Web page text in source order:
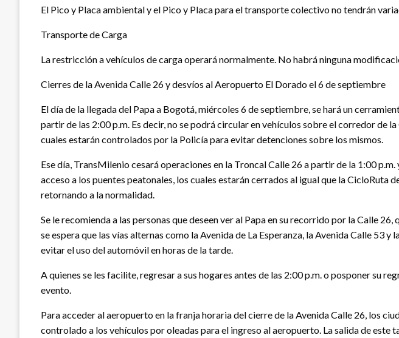
El Pico y Placa ambiental y el Pico y Placa para el transporte colectivo no tendrán
Transporte de Carga
La restricción a vehículos de carga operará normalmente. No habrá ninguna
Cierres de la Avenida Calle 26 y desvíos al Aeropuerto El Dorado el 6 de septiembre
El día de la llegada del Papa a Bogotá, miércoles 6 de septiembre, se hará un
partir de las 2:00 p.m. Es decir, no se podrá circular en vehículos sobre el corredor de
cuales estarán controlados por la Policía para evitar detenciones sobre los mismos.
Ese día, TransMilenio cesará operaciones en la Troncal Calle 26 a partir de la 1:00
acceso a los puentes peatonales, los cuales estarán cerrados al igual que la CicloRuta
retornando a la normalidad.
Se le recomienda a las personas que deseen ver al Papa en su recorrido por la Calle
se espera que las vías alternas como la Avenida de La Esperanza, la Avenida Calle 53
evitar el uso del automóvil en horas de la tarde.
A quienes se les facilite, regresar a sus hogares antes de las 2:00 p.m. o posponer su
evento.
Para acceder al aeropuerto en la franja horaria del cierre de la Avenida Calle 26, los
controlado a los vehículos por oleadas para el ingreso al aeropuerto. La salida de